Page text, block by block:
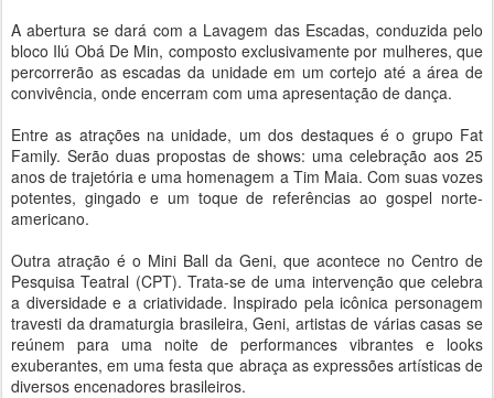
A abertura se dará com a Lavagem das Escadas, conduzida pelo
bloco Ilú Obá De Min, composto exclusivamente por mulheres, que
percorrerão as escadas da unidade em um cortejo até a área de
convivência, onde encerram com uma apresentação de dança.
Entre as atrações na unidade, um dos destaques é o grupo Fat
Family. Serão duas propostas de shows: uma celebração aos 25
anos de trajetória e uma homenagem a Tim Maia. Com suas vozes
potentes, gingado e um toque de referências ao gospel norte-
americano.
Outra atração é o Mini Ball da Geni, que acontece no Centro de
Pesquisa Teatral (CPT). Trata-se de uma intervenção que celebra
a diversidade e a criatividade. Inspirado pela icônica personagem
travesti da dramaturgia brasileira, Geni, artistas de várias casas se
reúnem para uma noite de performances vibrantes e looks
exuberantes, em uma festa que abraça as expressões artísticas de
diversos encenadores brasileiros.